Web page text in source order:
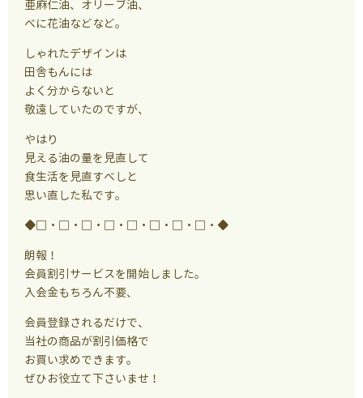
亜麻仁油、オリーブ油、
べに花油などなど。
しゃれたデザインは
田舎もんには
よく分からないと
敬遠していたのですが、
やはり
見える油の量を見直して
食生活を見直すべしと
思い直した私です。
◆□・□・□・□・□・□・□・□・◆
朗報！
会員割引サービスを開始しました。
入会金もちろん不要、
会員登録されるだけで、
当社の商品が割引価格で
お買い求めできます。
ぜひお役立て下さいませ！